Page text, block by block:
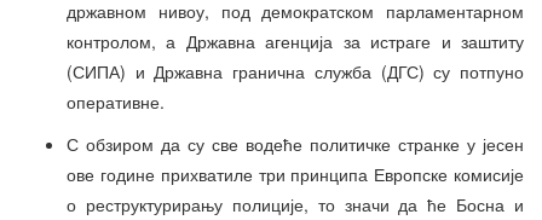
државном нивоу, под демократском парламентарном
контролом, а Државна агенција за истраге и заштиту
(СИПА) и Државна гранична служба (ДГС) су потпуно
оперативне.
С обзиром да су све водеће политичке странке у јесен
ове године прихватиле три принципа Европске комисије
о реструктурирању полиције, то значи да ће Босна и